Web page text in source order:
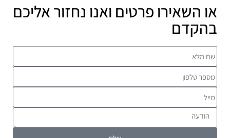
או השאירו פרטים ואנו נחזור אליכם
בהקדם